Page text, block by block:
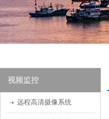
视频监控
远程高清摄像系统